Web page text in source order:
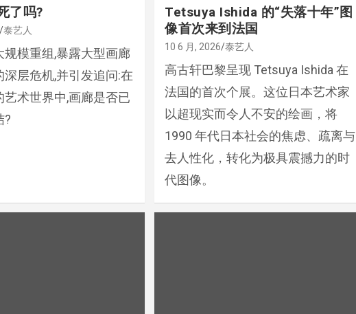
了吗?
泰艺人
规模重组,暴露大型画廊
深层危机,并引发追问:在
艺术世界中,画廊是否已
?
Tetsuya Ishida 的“失落十年”图
像首次来到法国
10 6 月, 2026 泰艺人
高古轩巴黎呈现 Tetsuya Ishida 在
法国的首次个展。这位日本艺术家
以超现实而令人不安的绘画，将
1990 年代日本社会的焦虑、疏离与
去人性化，转化为极具震撼力的时
代图像。